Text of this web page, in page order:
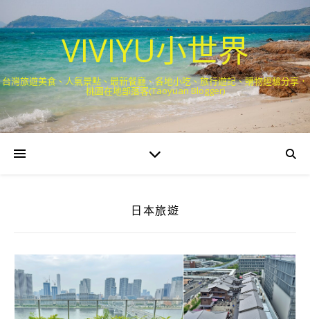
VIVIYU小世界
台灣旅遊美食、人氣景點、最新餐廳、各地小吃、旅行遊記、購物經驗分享．
桃園在地部落客(Taoyuan Blogger)
日本旅遊